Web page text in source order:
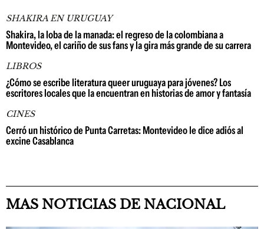
SHAKIRA EN URUGUAY
Shakira, la loba de la manada: el regreso de la colombiana a
Montevideo, el cariño de sus fans y la gira más grande de su carrera
LIBROS
¿Cómo se escribe literatura queer uruguaya para jóvenes? Los
escritores locales que la encuentran en historias de amor y fantasía
CINES
Cerró un histórico de Punta Carretas: Montevideo le dice adiós al
excine Casablanca
MAS NOTICIAS DE NACIONAL